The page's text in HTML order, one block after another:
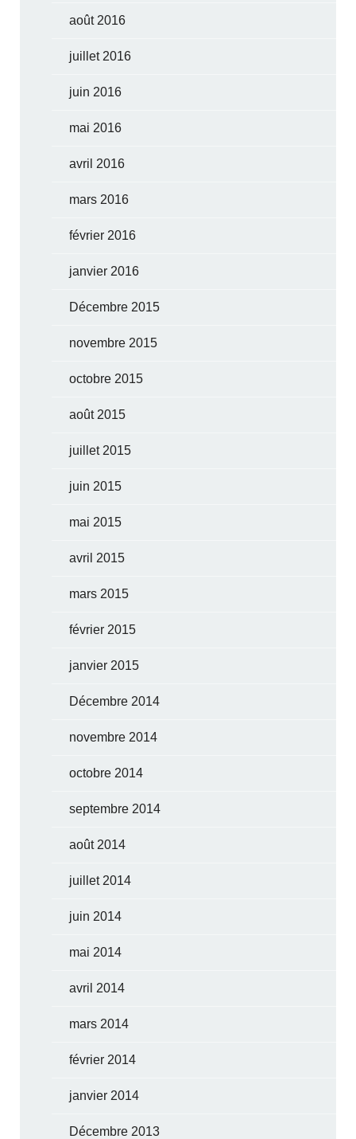
août 2016
juillet 2016
juin 2016
mai 2016
avril 2016
mars 2016
février 2016
janvier 2016
Décembre 2015
novembre 2015
octobre 2015
août 2015
juillet 2015
juin 2015
mai 2015
avril 2015
mars 2015
février 2015
janvier 2015
Décembre 2014
novembre 2014
octobre 2014
septembre 2014
août 2014
juillet 2014
juin 2014
mai 2014
avril 2014
mars 2014
février 2014
janvier 2014
Décembre 2013